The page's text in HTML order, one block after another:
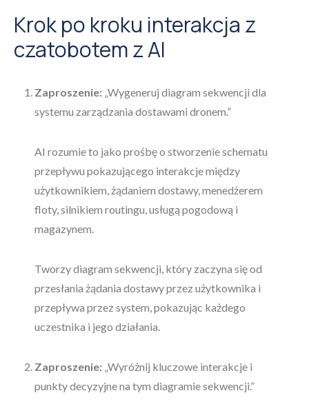
Krok po kroku interakcja z
czatobotem z AI
Zaproszenie: „Wygeneruj diagram sekwencji dla
systemu zarządzania dostawami dronem.”
AI rozumie to jako prośbę o stworzenie schematu
przepływu pokazującego interakcje między
użytkownikiem, żądaniem dostawy, menedżerem
floty, silnikiem routingu, usługą pogodową i
magazynem.
Tworzy diagram sekwencji, który zaczyna się od
przesłania żądania dostawy przez użytkownika i
przepływa przez system, pokazując każdego
uczestnika i jego działania.
Zaproszenie: „Wyróżnij kluczowe interakcje i
punkty decyzyjne na tym diagramie sekwencji.”